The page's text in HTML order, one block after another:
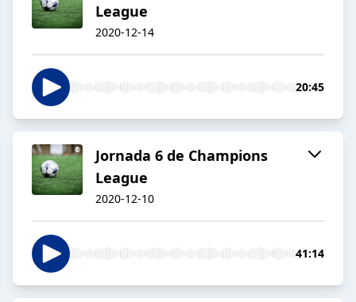
League
2020-12-14
20:45
Jornada 6 de Champions
League
2020-12-10
41:14